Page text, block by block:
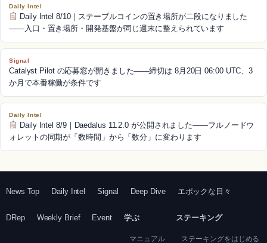
Daily Intel
Daily Intel 8/10｜ステーブルコインの置き場所が二段になりました
——入口・置き場所・開発基盤が同じ週末に整えられています
Signal
Catalyst Pilot の応募窓が開きました——締切は 8月20日 06:00 UTC、3
か月で本番稼働が条件です
Daily Intel
Daily Intel 8/9｜Daedalus 11.2.0 が公開されました——フルノードウ
ォレットの同期が「数時間」から「数分」に変わります
News Top Daily Intel Signal Deep Dive エポックな日々
DRep Weekly Brief Event 学ぶ
マニュアル
ステーキング
ステーキングをはじめる